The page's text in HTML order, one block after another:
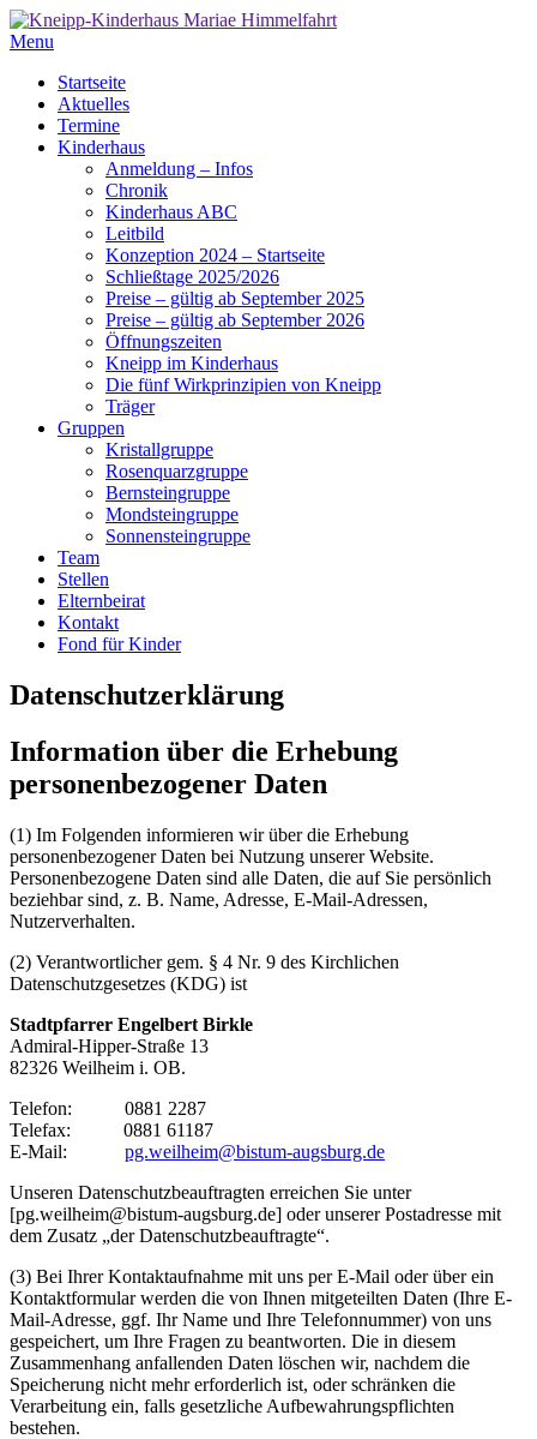
Menu
Startseite
Aktuelles
Termine
Kinderhaus
Anmeldung – Infos
Chronik
Kinderhaus ABC
Leitbild
Konzeption 2024 – Startseite
Schließtage 2025/2026
Preise – gültig ab September 2025
Preise – gültig ab September 2026
Öffnungszeiten
Kneipp im Kinderhaus
Die fünf Wirkprinzipien von Kneipp
Träger
Gruppen
Kristallgruppe
Rosenquarzgruppe
Bernsteingruppe
Mondsteingruppe
Sonnensteingruppe
Team
Stellen
Elternbeirat
Kontakt
Fond für Kinder
Datenschutzerklärung
Information über die Erhebung
personenbezogener Daten
(1) Im Folgenden informieren wir über die Erhebung
personenbezogener Daten bei Nutzung unserer Website.
Personenbezogene Daten sind alle Daten, die auf Sie persönlich
beziehbar sind, z. B. Name, Adresse, E-Mail-Adressen,
Nutzerverhalten.
(2) Verantwortlicher gem. § 4 Nr. 9 des Kirchlichen
Datenschutzgesetzes (KDG) ist
Stadtpfarrer Engelbert Birkle
Admiral-Hipper-Straße 13
82326 Weilheim i. OB.
Telefon: 0881 2287
Telefax: 0881 61187
E-Mail: pg.weilheim@bistum-augsburg.de
Unseren Datenschutzbeauftragten erreichen Sie unter
[pg.weilheim@bistum-augsburg.de] oder unserer Postadresse mit
dem Zusatz „der Datenschutzbeauftragte“.
(3) Bei Ihrer Kontaktaufnahme mit uns per E-Mail oder über ein
Kontaktformular werden die von Ihnen mitgeteilten Daten (Ihre E-
Mail-Adresse, ggf. Ihr Name und Ihre Telefonnummer) von uns
gespeichert, um Ihre Fragen zu beantworten. Die in diesem
Zusammenhang anfallenden Daten löschen wir, nachdem die
Speicherung nicht mehr erforderlich ist, oder schränken die
Verarbeitung ein, falls gesetzliche Aufbewahrungspflichten
bestehen.